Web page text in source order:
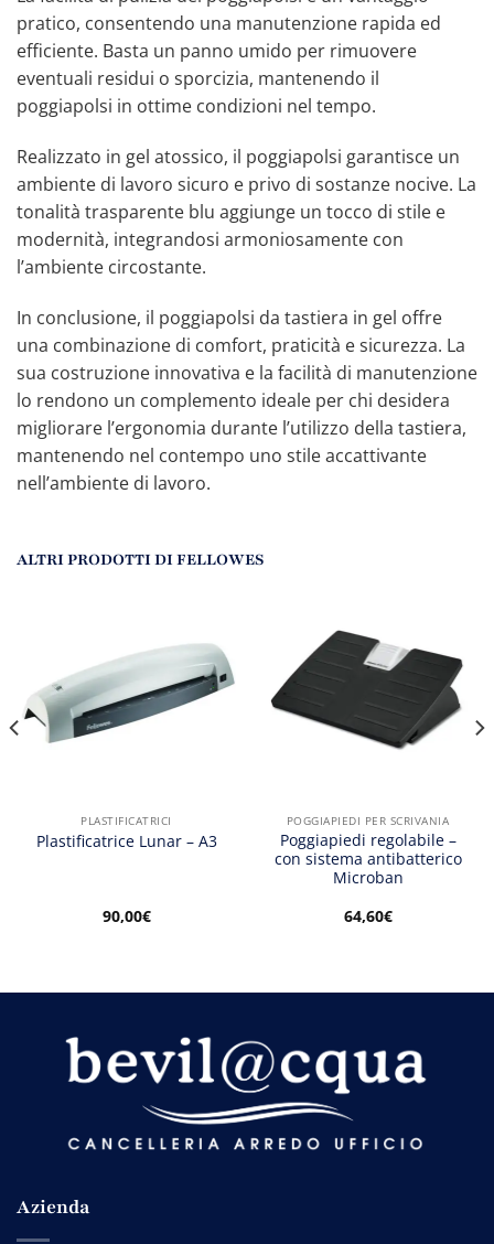
pratico, consentendo una manutenzione rapida ed
efficiente. Basta un panno umido per rimuovere
eventuali residui o sporcizia, mantenendo il
poggiapolsi in ottime condizioni nel tempo.
Realizzato in gel atossico, il poggiapolsi garantisce un
ambiente di lavoro sicuro e privo di sostanze nocive. La
tonalità trasparente blu aggiunge un tocco di stile e
modernità, integrandosi armoniosamente con
l’ambiente circostante.
In conclusione, il poggiapolsi da tastiera in gel offre
una combinazione di comfort, praticità e sicurezza. La
sua costruzione innovativa e la facilità di manutenzione
lo rendono un complemento ideale per chi desidera
migliorare l’ergonomia durante l’utilizzo della tastiera,
mantenendo nel contempo uno stile accattivante
nell’ambiente di lavoro.
ALTRI PRODOTTI DI FELLOWES
PLASTIFICATRICI
Plastificatrice Lunar – A3
90,00€
POGGIAPIEDI PER SCRIVANIA
Poggiapiedi regolabile –
con sistema antibatterico
Microban
64,60€
Azienda